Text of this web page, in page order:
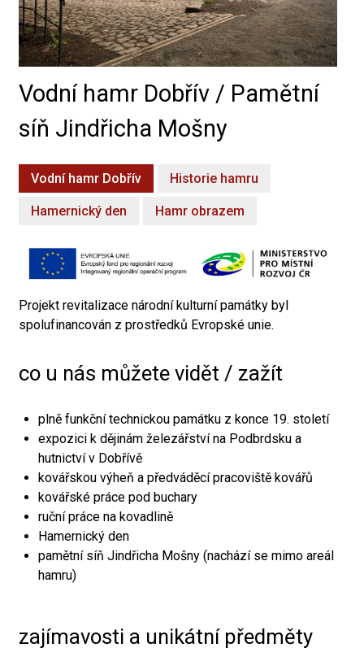
Vodní hamr Dobřív / Pamětní
síň Jindřicha Mošny
Vodní hamr Dobřív Historie hamru
Hamernický den Hamr obrazem
Projekt revitalizace národní kulturní památky byl
spolufinancován z prostředků Evropské unie.
co u nás můžete vidět / zažít
plně funkční technickou památku z konce 19. století
expozici k dějinám železářství na Podbrdsku a
hutnictví v Dobřívě
kovářskou výheň a předváděcí pracoviště kovářů
kovářské práce pod buchary
ruční práce na kovadlině
Hamernický den
pamětní síň Jindřicha Mošny (nachází se mimo areál
hamru)
zajímavosti a unikátní předměty